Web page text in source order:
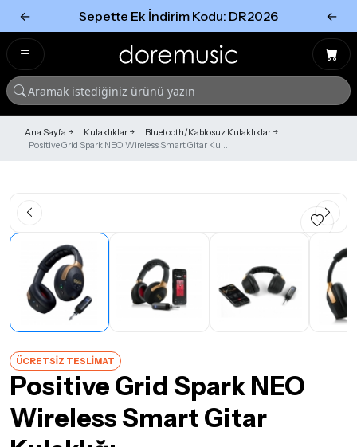
← Sepette Ek İndirim Kodu: DR2026 ←
Ana Sayfa Kulaklıklar
Bluetooth/Kablosuz Kulaklıklar
Positive Grid Spark NEO Wireless Smart Gitar Ku...
ÜCRETSİZ TESLİMAT
Positive Grid Spark NEO
Wireless Smart Gitar
Tümünü Gör
Tümünü gör